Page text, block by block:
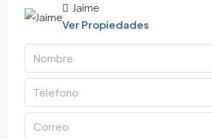
Jaime
Ver Propiedades